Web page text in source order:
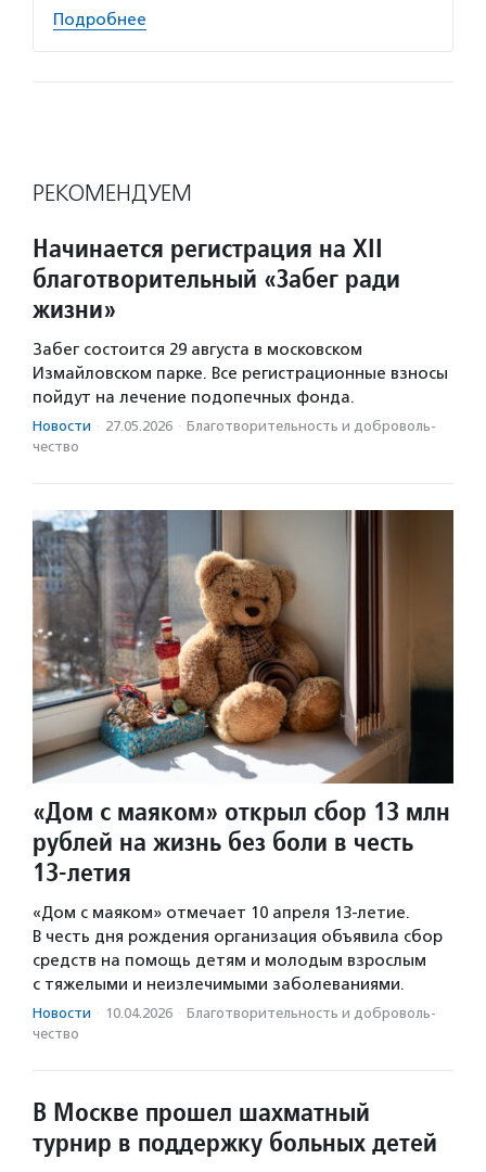
Подробнее
РЕКОМЕНДУЕМ
Начинается регистрация на XII
благотворительный «Забег ради
жизни»
Забег состоится 29 августа в московском
Измайловском парке. Все регистрационные взносы
пойдут на лечение подопечных фонда.
Новости · 27.05.2026 · Благотвори­тель­ность и доброволь­
чест­во
«Дом с маяком» открыл сбор 13 млн
рублей на жизнь без боли в честь
13-летия
«Дом с маяком» отмечает 10 апреля 13-летие.
В честь дня рождения организация объявила сбор
средств на помощь детям и молодым взрослым
с тяжелыми и неизлечимыми заболеваниями.
Новости · 10.04.2026 · Благотвори­тель­ность и доброволь­
чест­во
В Москве прошел шахматный
турнир в поддержку больных детей